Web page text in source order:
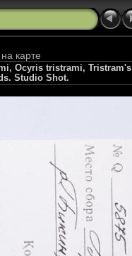
карте
Ocyris tristrami, Tristram's
Studio Shot.